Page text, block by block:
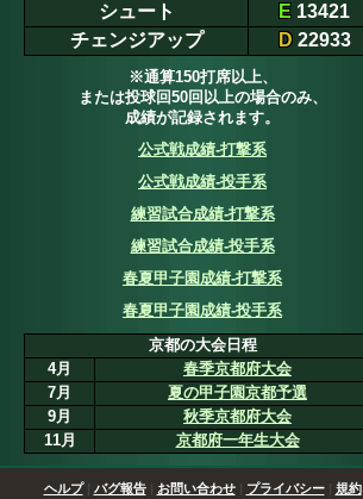
シュート
E 13421
チェンジアップ
D22933
※通算150打席以上、
または投球回50回以上の場合のみ、
成績が記録されます。
公式戦成績-打撃系
公式戦成績-投手系
練習試合成績-打撃系
練習試合成績-投手系
春夏甲子園成績-打撃系
春夏甲子園成績-投手系
京都の大会日程
4月
春季京都府大会
7月
夏の甲子園京都予選
9月
秋季京都府大会
11月
京都府一年生大会
ヘルプ| バグ報告| お問い合わせ| プライバシー| 規約